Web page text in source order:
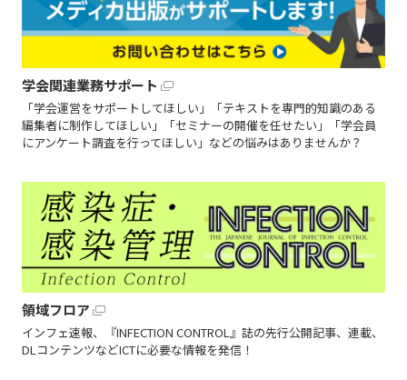
学会関連業務サポート
「学会運営をサポートしてほしい」「テキストを専門的知識のある
編集者に制作してほしい」「セミナーの開催を任せたい」「学会員
にアンケート調査を行ってほしい」などの悩みはありませんか？
領域フロア
インフェ速報、『INFECTION CONTROL』誌の先行公開記事、連載、
DLコンテンツなどICTに必要な情報を発信！